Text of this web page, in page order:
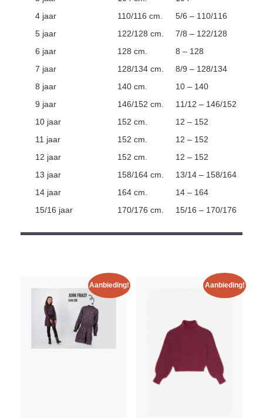
4 jaar
110/116 cm.
5/6 – 110/116
5 jaar
122/128 cm.
7/8 – 122/128
6 jaar
128 cm.
8 – 128
7 jaar
128/134 cm.
8/9 – 128/134
8 jaar
140 cm.
10 – 140
9 jaar
146/152 cm.
11/12 – 146/152
10 jaar
152 cm.
12 – 152
11 jaar
152 cm.
12 – 152
12 jaar
152 cm.
12 – 152
13 jaar
158/164 cm.
13/14 – 158/164
14 jaar
164 cm.
14 – 164
15/16 jaar
170/176 cm. 15/16 – 170/176
Aanbieding! Aanbieding!